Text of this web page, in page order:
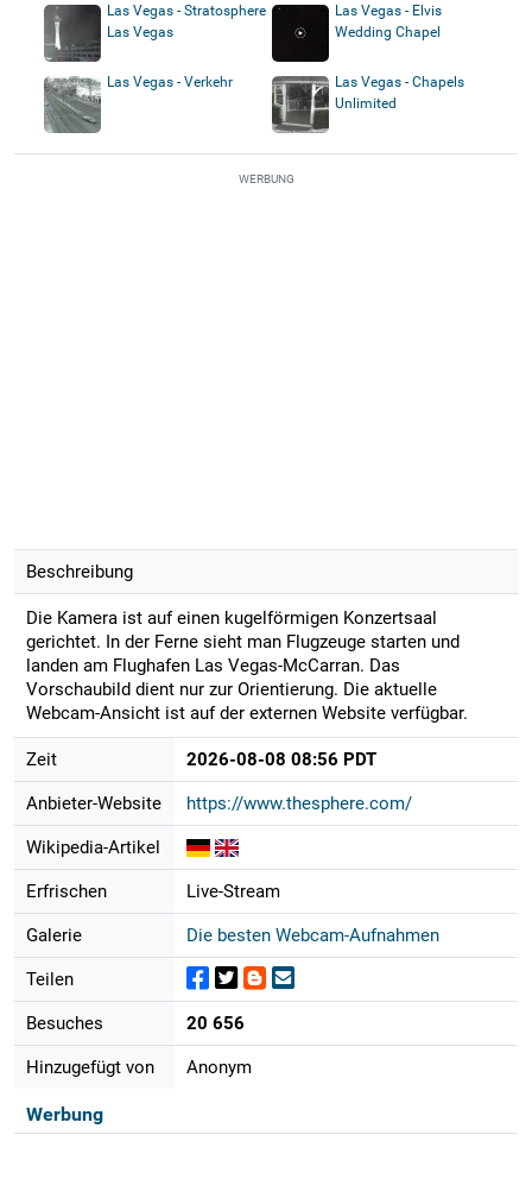
Las Vegas - Stratosphere
Las Vegas
Las Vegas - Elvis
Wedding Chapel
Las Vegas - Verkehr
Las Vegas - Chapels
Unlimited
WERBUNG
Beschreibung
Die Kamera ist auf einen kugelförmigen Konzertsaal
gerichtet. In der Ferne sieht man Flugzeuge starten und
landen am Flughafen Las Vegas-McCarran. Das
Vorschaubild dient nur zur Orientierung. Die aktuelle
Webcam-Ansicht ist auf der externen Website verfügbar.
Zeit 2026-08-08 08:56 PDT
Anbieter-Website https://www.thesphere.com/
Wikipedia-Artikel
Erfrischen Live-Stream
Galerie Die besten Webcam-Aufnahmen
Teilen
Besuches 20 656
Hinzugefügt von Anonym
Werbung